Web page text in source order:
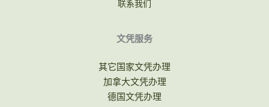
联系我们
文凭服务
其它国家文凭办理
加拿大文凭办理
德国文凭办理